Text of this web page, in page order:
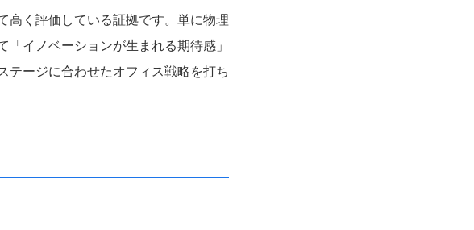
高く評価している証拠です。単に物理
イノベーションが生まれる期待感」
テージに合わせたオフィス戦略を打ち